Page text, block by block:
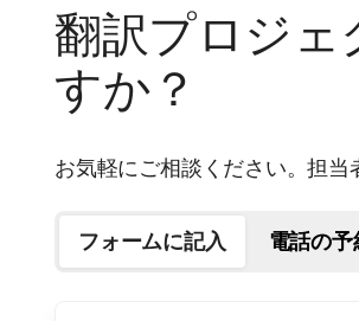
翻訳プロジェ
すか？
お気軽にご相談ください。担
フォームに記入 電話の予